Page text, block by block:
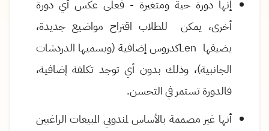
إنها دورة حية ومتغيرة - فعلى عكس أي دورة
أخرى، يمكن للطلاب اقتراح مواضيع جديدة،
يضيفها Lenكدروس إضافية (ويسميها الدردشات
الجانبية)، وذلك بدون أي توجد تكلفة إضافية،
فالدورة تستمر في التحسن.
أنها غير مصممة بالأساس لمندوبي المبيعات الراغبين